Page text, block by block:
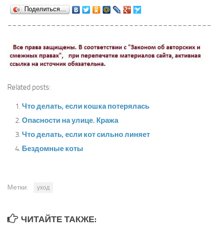
Поделиться…
Related posts:
Что делать, если кошка потерялась
Опасности на улице. Кража
Что делать, если кот сильно линяет
Бездомные коты
Метки: уход
ЧИТАЙТЕ ТАКЖЕ: